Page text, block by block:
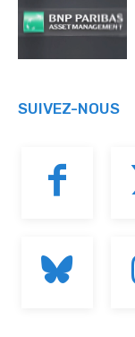
SUIVEZ-NOUS